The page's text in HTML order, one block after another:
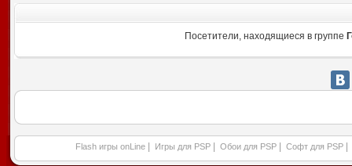
Посетители, находящиеся в группе
Flash игры onLine Игры для PSP Обои для PSP Софт для PSP